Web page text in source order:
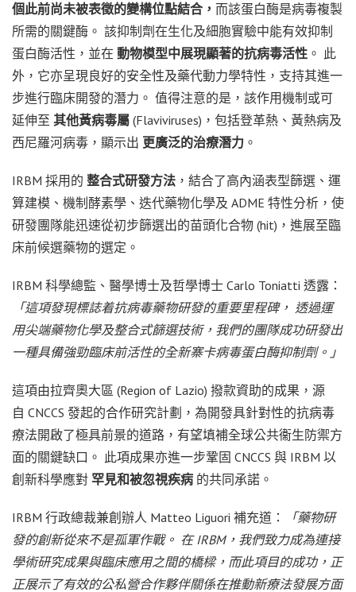
個此前尚未被表徵的變構位點結合， 而該蛋白酶是病毒複製
所需的關鍵酶。 該抑制劑在生化及細胞實驗中能有效抑制
蛋白酶活性，並在 動物模型中展現顯著的抗病毒活性 。 此
外，它亦呈現良好的安全性及藥代動力學特性，支持其進一
步進行臨床開發的潛力。 值得注意的是，該作用機制或可
延伸至 其他黃病毒屬 (Flaviviruses)，包括登革熱、黃熱病及
西尼羅河病毒，顯示出 更廣泛的治療潛力 。
IRBM 採用的 整合式研發方法 ，結合了高內涵表型篩選、運
算建模、機制酵素學、迭代藥物化學及 ADME 特性分析，使
研發團隊能迅速從初步篩選出的苗頭化合物 (hit)，進展至臨
床前候選藥物的選定。
IRBM 科學總監、醫學博士及哲學博士 Carlo Toniatti 透露：
「這項發現標誌着抗病毒藥物研發的重要里程碑， 透過運
用尖端藥物化學及整合式篩選技術，我們的團隊成功研發出
一種具備強勁臨床前活性的全新寨卡病毒蛋白酶抑制劑。」
這項由拉齊奧大區 (Region of Lazio) 撥款資助的成果，源
自 CNCCS 發起的合作研究計劃，為開發具針對性的抗病毒
療法開啟了極具前景的道路，有望填補全球公共衞生防禦方
面的關鍵缺口。 此項成果亦進一步鞏固 CNCCS 與 IRBM 以
創新科學應對 罕見和被忽視疾病 的共同承諾。
IRBM 行政總裁兼創辦人 Matteo Liguori 補充道：
「藥物研
發的創新從來不是孤軍作戰。 在 IRBM，我們致力成為連接
學術研究成果與臨床應用之間的橋樑，而此項目的成功，正
正展示了有效的公私營合作夥伴關係在推動新療法發展方面